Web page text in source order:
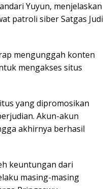
Yuyun, menjelaskan
patroli siber Satgas Judi
mengunggah konten
mengakses situs
yang dipromosikan
Akun-akun
akhirnya berhasil
keuntungan dari
masing-masing